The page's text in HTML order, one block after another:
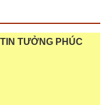
TƯỞNG PHÚC